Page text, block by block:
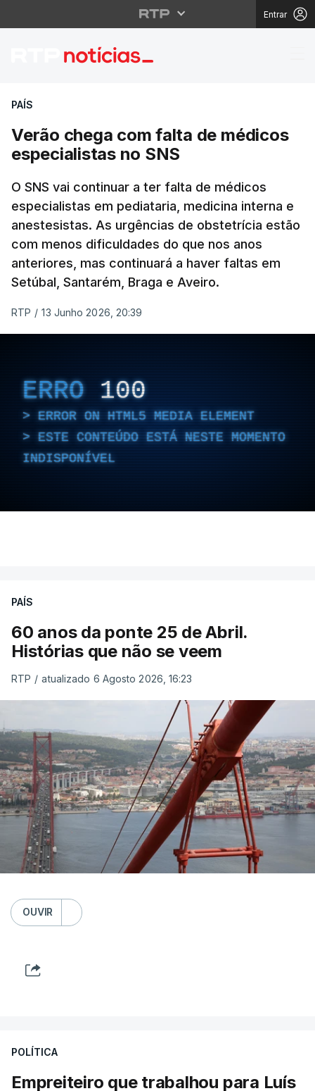
Entrar
Verão chega com
PAÍS
Verão chega com falta de médicos
especialistas no SNS
O SNS vai continuar a ter falta de médicos
especialistas em pediataria, medicina interna e
anestesistas. As urgências de obstetrícia estão
com menos dificuldades do que nos anos
anteriores, mas continuará a haver faltas em
Setúbal, Santarém, Braga e Aveiro.
RTP / 13 Junho 2026, 20:39
ERRO 100
ERROR ON HTML5 MEDIA ELEMENT
ESTE CONTEÚDO ESTÁ NESTE MOMENTO
INDISPONÍVEL
PAÍS
60 anos da ponte 25 de Abril.
Histórias que não se veem
RTP / atualizado 6 Agosto 2026, 16:23
OUVIR
POLÍTICA
Empreiteiro que trabalhou para Luís